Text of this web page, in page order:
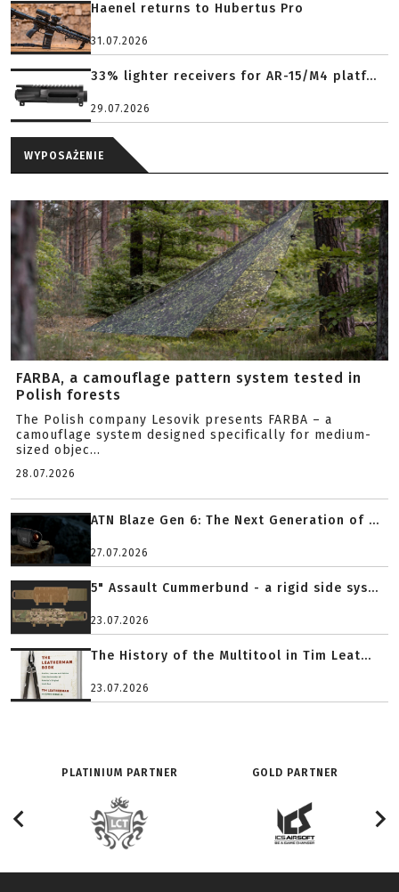
Haenel returns to Hubertus Pro
31.07.2026
33% lighter receivers for AR-15/M4 platf...
29.07.2026
WYPOSAŻENIE
FARBA, a camouflage pattern system tested in
Polish forests
The Polish company Lesovik presents FARBA – a
camouflage system designed specifically for medium-
sized objec...
28.07.2026
ATN Blaze Gen 6: The Next Generation of ...
27.07.2026
5" Assault Cummerbund - a rigid side sys...
23.07.2026
The History of the Multitool in Tim Leat...
23.07.2026
PLATINIUM PARTNER GOLD PARTNER